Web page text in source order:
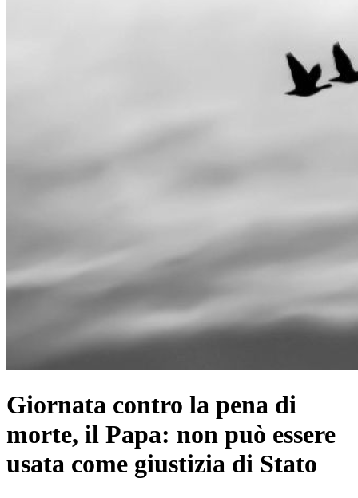
Giornata contro la pena di
morte, il Papa: non può essere
usata come giustizia di Stato